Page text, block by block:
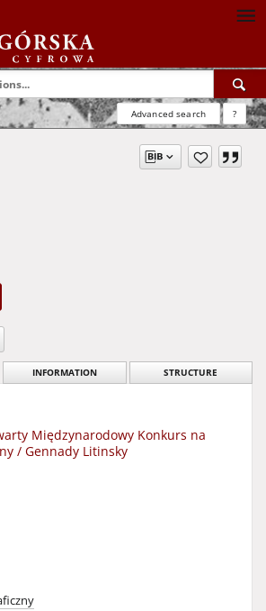
Advanced search ?
INFORMATION STRUCTURE
Międzynarodowy Konkurs na
/ Gennady Litinsky